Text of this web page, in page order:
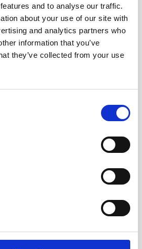
and to analyse our traffic.
about your use of our site with
and analytics partners who
information that you’ve
they’ve collected from your use
zijn.
taak meer, maar je basis.
weer thuiskomt in je lijf.
kiest.
jezelf wilt zorgen in een druk
wat je lijf je vertelt.